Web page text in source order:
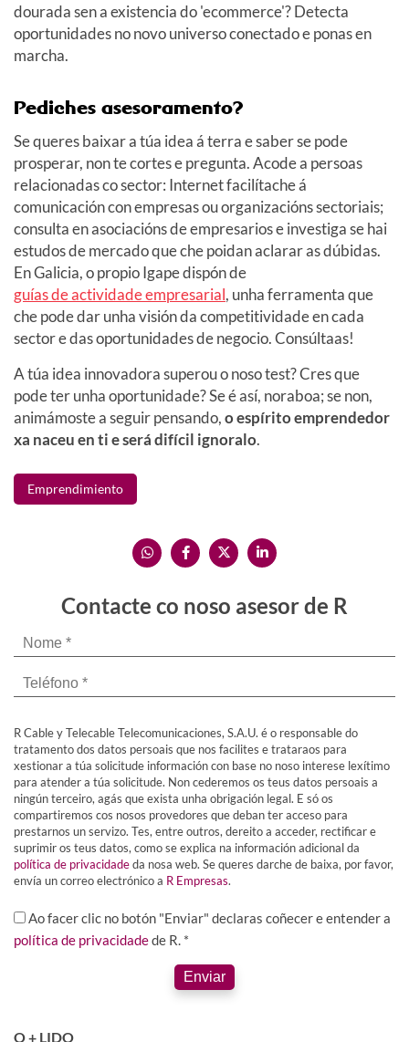
dourada sen a existencia do 'ecommerce'? Detecta
oportunidades no novo universo conectado e ponas en
marcha.
Pediches asesoramento?
Se queres baixar a túa idea á terra e saber se pode
prosperar, non te cortes e pregunta. Acode a persoas
relacionadas co sector: Internet facilítache á
comunicación con empresas ou organizacións sectoriais;
consulta en asociacións de empresarios e investiga se hai
estudos de mercado que che poidan aclarar as dúbidas.
En Galicia, o propio Igape dispón de
guías de actividade empresarial, unha ferramenta que
che pode dar unha visión da competitividade en cada
sector e das oportunidades de negocio. Consúltaas!
A túa idea innovadora superou o noso test? Cres que
pode ter unha oportunidade? Se é así, noraboa; se non,
animámoste a seguir pensando,o espírito emprendedor
xa naceu en ti e será difícil ignoralo.
Emprendimiento
Contacte co noso asesor de R
R Cable y Telecable Telecomunicaciones, S.A.U. é o responsable do
tratamento dos datos persoais que nos facilites e trataraos para
xestionar a túa solicitude información con base no noso interese lexítimo
para atender a túa solicitude. Non cederemos os teus datos persoais a
ningún terceiro, agás que exista unha obrigación legal. E só os
compartiremos cos nosos provedores que deban ter acceso para
prestarnos un servizo. Tes, entre outros, dereito a acceder, rectificar e
suprimir os teus datos, como se explica na información adicional da
política de privacidadeda nosa web. Se queres darche de baixa, por favor,
envía un correo electrónico a R Empresas.
Ao facer clic no botón "Enviar" declaras coñecer e entender a
política de privacidadede R. *
Enviar
O + LIDO